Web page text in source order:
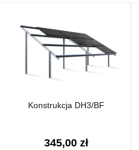
Konstrukcja DH3/BF
345,00 zł